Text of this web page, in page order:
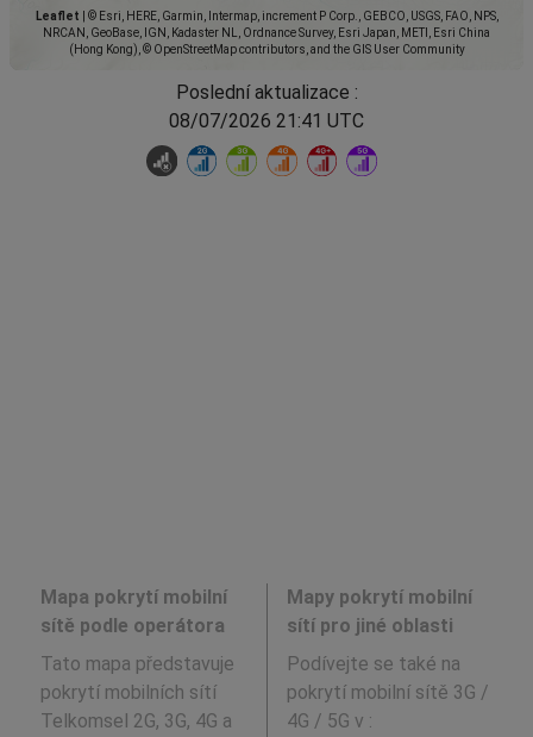
Leaflet
© Esri, HERE, Garmin, Intermap, increment P Corp., GEBCO, USGS, FAO, NPS,
NRCAN, GeoBase, IGN, Kadaster NL, Ordnance Survey, Esri Japan, METI, Esri China
(Hong Kong), © OpenStreetMap contributors, and the GIS User Community
Poslední aktualizace :
08/07/2026 21:41 UTC
Mapa pokrytí mobilní
sítě podle operátora
Tato mapa představuje
pokrytí mobilních sítí
Telkomsel 2G, 3G, 4G a
Mapy pokrytí mobilní
sítí pro jiné oblasti
Podívejte se také na
pokrytí mobilní sítě 3G /
4G / 5G v :